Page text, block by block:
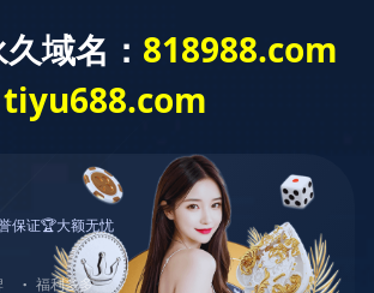
！
乐鱼(中国) 产品中